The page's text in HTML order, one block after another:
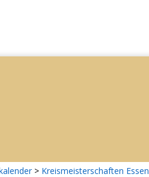
> Kreismeisterschaften Essen